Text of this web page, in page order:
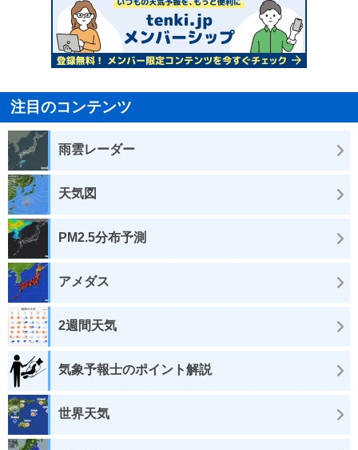
注目のコンテンツ
雨雲レーダー
天気図
PM2.5分布予測
アメダス
2週間天気
気象予報士のポイント解説
世界天気